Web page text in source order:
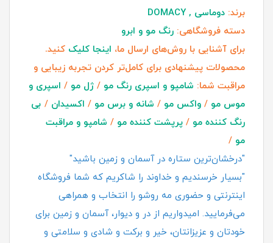
برند: دوماسی , DOMACY
دسته فروشگاهی: رنگ مو و ابرو
برای آشنایی با روش‌های ارسال ما، اینجا کلیک کنید.
محصولات پیشنهادی برای کامل‌تر کردن تجربه زیبایی و
مراقبت شما: شامپو و اسپری رنگ مو / ژل مو / اسپری و
موس مو / واکس مو / شانه و برس مو / اکسیدان / بی
رنگ کننده مو / پرپشت کننده مو / شامپو و مراقبت
مو /
"درخشان‌ترین ستاره در آسمان و زمین باشید"
"بسیار خرسندیم و خداوند را شاکریم که شما فروشگاه
اینترنتی و حضوری مه روشو را انتخاب و همراهی
می‌فرمایید. امیدواریم از در و دیوار، آسمان و زمین برای
خودتان و عزیزانتان، خیر و برکت و شادی و سلامتی و